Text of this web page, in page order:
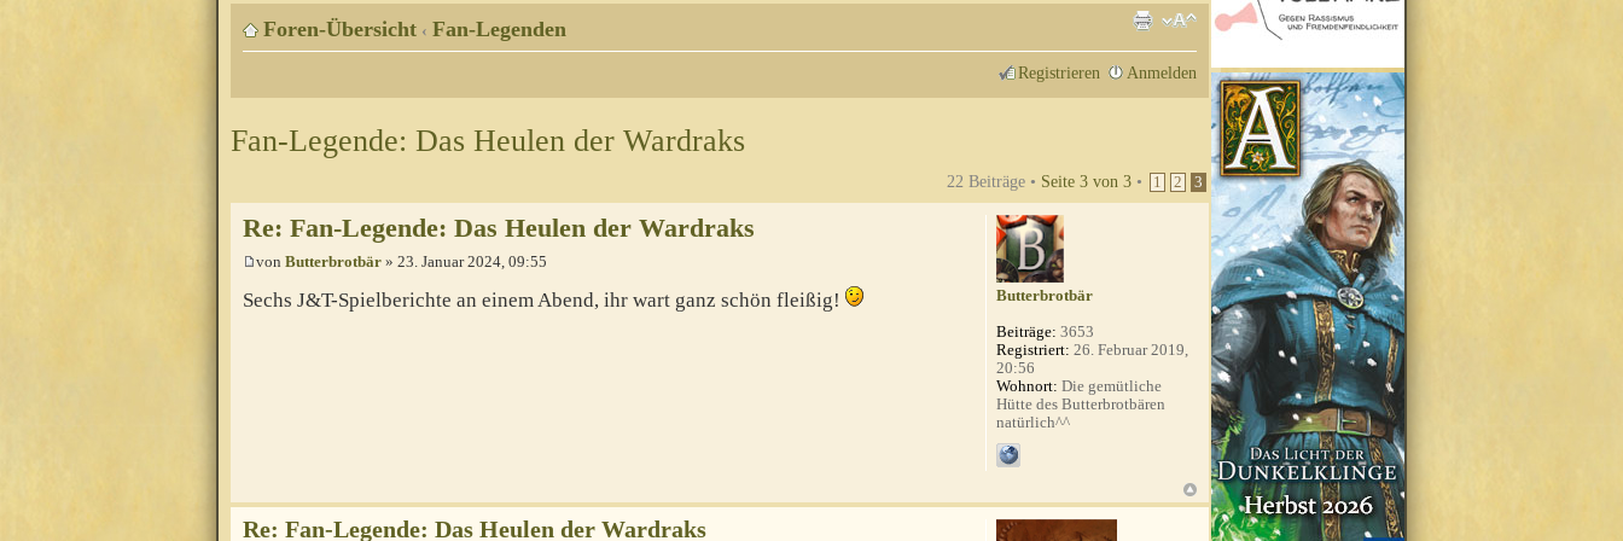
Foren-Übersicht ‹ Fan-Legenden
Registrieren Anmelden
Fan-Legende: Das Heulen der Wardraks
22 Beiträge • Seite 3 von 3 • 1 2 3
Re: Fan-Legende: Das Heulen der Wardraks
von Butterbrotbär » 23. Januar 2024, 09:55
Sechs J&T-Spielberichte an einem Abend, ihr wart ganz schön fleißig!
Butterbrotbär
Beiträge: 3653
Registriert: 26. Februar 2019,
20:56
Wohnort: Die gemütliche
Hütte des Butterbrotbären
natürlich^^
Re: Fan-Legende: Das Heulen der Wardraks